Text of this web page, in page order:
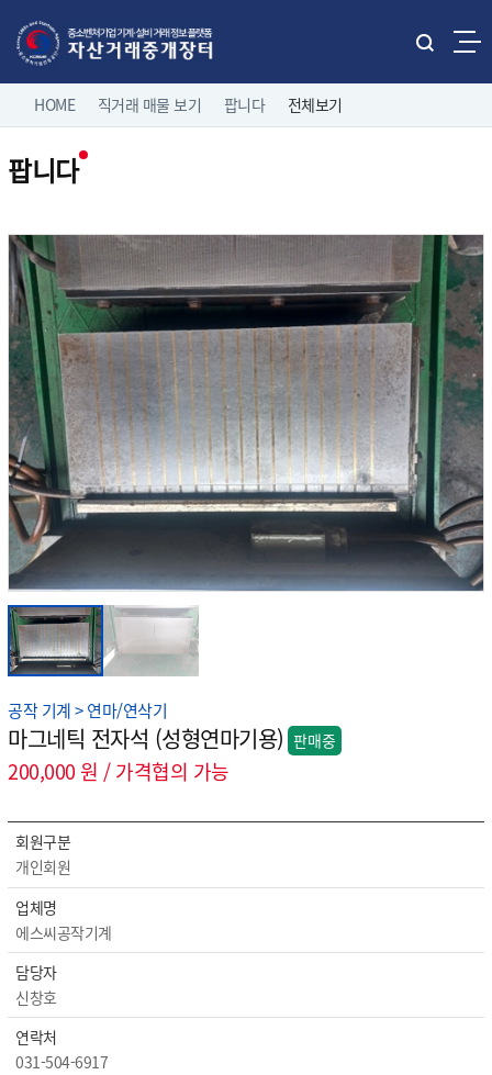
통
비
게
션
HOME 직거래 매물 보기 팝니다 전체보기
팝니다
공작 기계 > 연마/연삭기
마그네틱 전자석 (성형연마기용) 판매중
200,000 원 / 가격협의 가능
회원구분
개인회원
업체명
에스씨공작기계
담당자
신창호
연락처
031-504-6917
홈으로 로그인
직거래 매물보기
중소기업 유휴설비 매물
제조/유통업체 매물
삽니다
유관기관 매물보기
나의 거래정보
고객마당
이용 안내